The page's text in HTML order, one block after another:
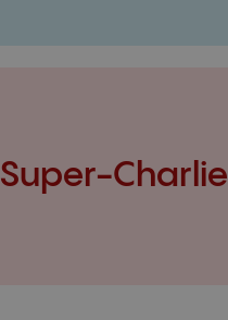
Super-Charlie